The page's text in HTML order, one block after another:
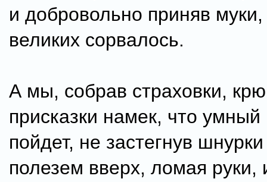
и добровольно приняв
великих сорвалось.
А мы, собрав страховки,
присказки намек, что умный
пойдет, не застегнув
полезем вверх, ломая руки,